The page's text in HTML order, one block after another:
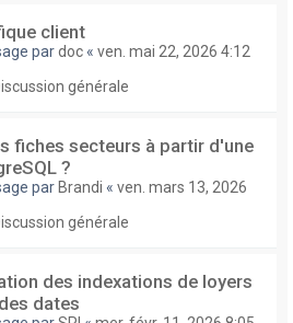
client
pardoc « ven. mai 22, 2026 4:12
générale
fiches secteurs à partir d'une
?
par Brandi « ven. mars 13, 2026
générale
des indexations de loyers
dates